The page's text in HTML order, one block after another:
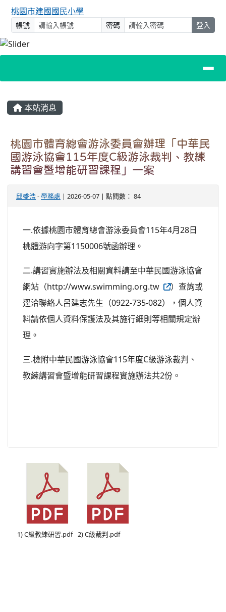
桃園市建國國民小學
帳號 密碼 登入
主內容區域
本站消息
桃園市體育總會游泳委員會辦理「中華民
國游泳協會115年度C級游泳裁判、教練
講習會暨增能研習課程」一案
邱盛浩-學務處 | 2026-05-07 | 點閱數： 84
一.依據桃園市體育總會游泳委員會115年4月28日
桃體游向字第1150006號函辦理。
二.講習實施辦法及相關資料請至中華民國游泳協會
網站（http://www.swimming.org.tw
）查詢或
逕洽聯絡人呂建志先生（0922-735-082），個人資
料請依個人資料保護法及其施行細則等相關規定辦
理。
三.檢附中華民國游泳協會115年度C級游泳裁判、
教練講習會暨增能研習課程實施辦法共2份。
1) C級教練研習.pdf 2) C級裁判.pdf